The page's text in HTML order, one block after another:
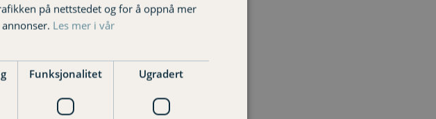
på nettstedet og for å oppnå mer
Les mer i vår
Funksjonalitet Ugradert